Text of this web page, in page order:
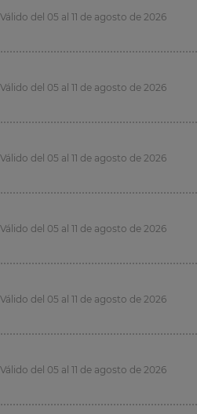
Válido del 05 al 11 de agosto de 2026
Válido del 05 al 11 de agosto de 2026
Válido del 05 al 11 de agosto de 2026
Válido del 05 al 11 de agosto de 2026
Válido del 05 al 11 de agosto de 2026
Válido del 05 al 11 de agosto de 2026